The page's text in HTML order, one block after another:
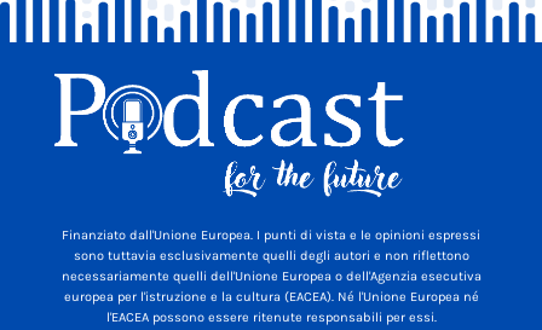
Finanziato dall'Unione Europea. I punti di vista e le opinioni espressi
sono tuttavia esclusivamente quelli degli autori e non riflettono
necessariamente quelli dell'Unione Europea o dell'Agenzia esecutiva
europea per l'istruzione e la cultura (EACEA). Né l'Unione Europea né
l'EACEA possono essere ritenute responsabili per essi.